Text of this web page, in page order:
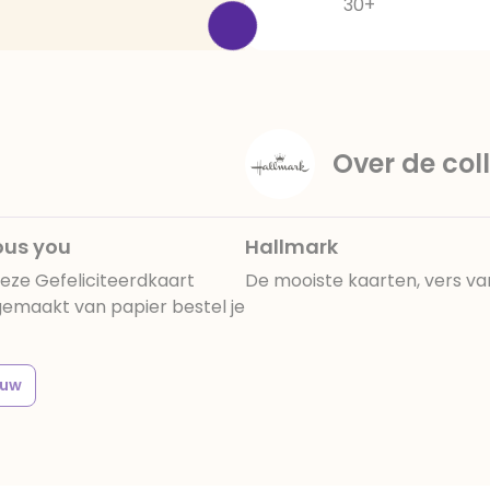
you
Gefeliciteerdkaart
van papier bestel je
Over de
Hallmark
De mooiste kaarten, vers